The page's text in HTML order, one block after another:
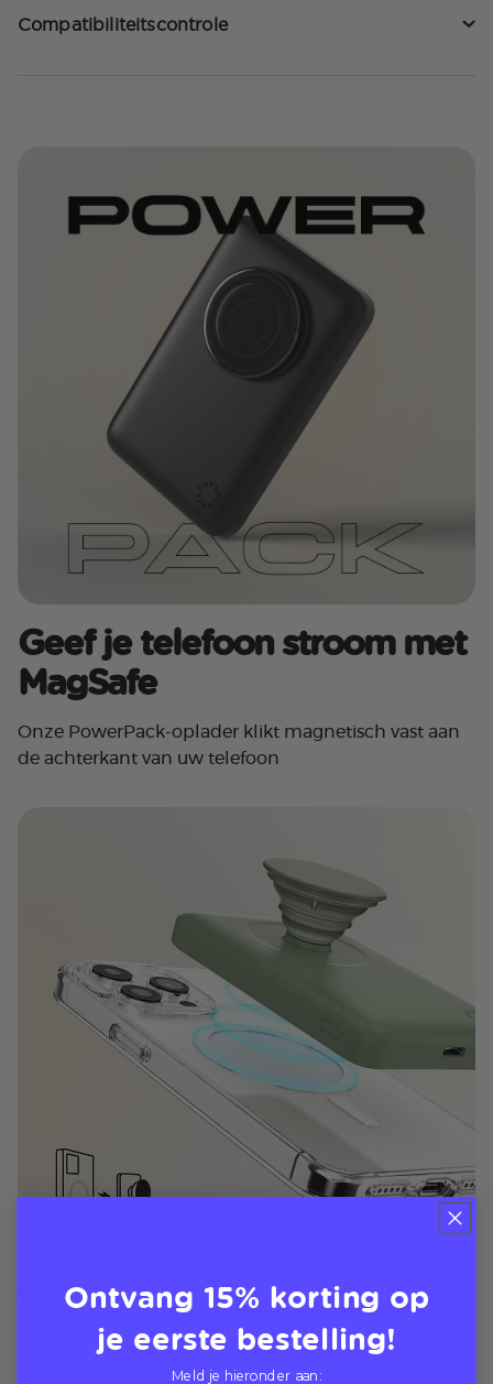
Compatibiliteitscontrole
Geef je telefoon stroom met
MagSafe
Onze PowerPack-oplader klikt magnetisch vast aan
de achterkant van uw telefoon
Vastklikken, inschakelen
Klikt magnetisch vast aan uw telefoon voor
gemakkelijk opladen
Ontvang 15% korting op
je eerste bestelling!
Meld je hieronder aan: